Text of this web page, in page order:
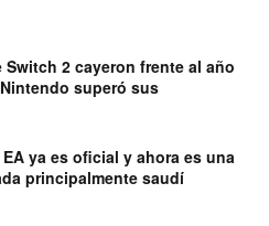
Switch 2 cayeron frente al año
superó sus
ya es oficial y ahora es una
principalmente saudí